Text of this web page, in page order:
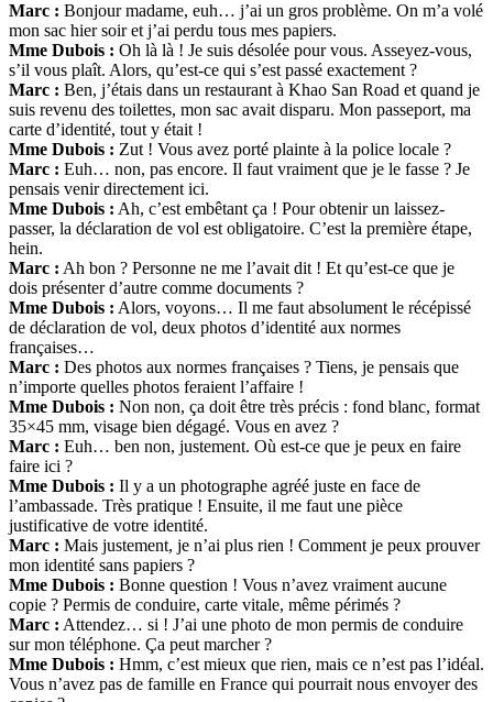
Marc : Bonjour madame, euh… j’ai un gros problème. On m’a volé
mon sac hier soir et j’ai perdu tous mes papiers.
Mme Dubois : Oh là là ! Je suis désolée pour vous. Asseyez-vous,
s’il vous plaît. Alors, qu’est-ce qui s’est passé exactement ?
Marc : Ben, j’étais dans un restaurant à Khao San Road et quand je
suis revenu des toilettes, mon sac avait disparu. Mon passeport, ma
carte d’identité, tout y était !
Mme Dubois : Zut ! Vous avez porté plainte à la police locale ?
Marc : Euh… non, pas encore. Il faut vraiment que je le fasse ? Je
pensais venir directement ici.
Mme Dubois : Ah, c’est embêtant ça ! Pour obtenir un laissez-
passer, la déclaration de vol est obligatoire. C’est la première étape,
hein.
Marc : Ah bon ? Personne ne me l’avait dit ! Et qu’est-ce que je
dois présenter d’autre comme documents ?
Mme Dubois : Alors, voyons… Il me faut absolument le récépissé
de déclaration de vol, deux photos d’identité aux normes
françaises…
Marc : Des photos aux normes françaises ? Tiens, je pensais que
n’importe quelles photos feraient l’affaire !
Mme Dubois : Non non, ça doit être très précis : fond blanc, format
35×45 mm, visage bien dégagé. Vous en avez ?
Marc : Euh… ben non, justement. Où est-ce que je peux en faire
faire ici ?
Mme Dubois : Il y a un photographe agréé juste en face de
l’ambassade. Très pratique ! Ensuite, il me faut une pièce
justificative de votre identité.
Marc : Mais justement, je n’ai plus rien ! Comment je peux prouver
mon identité sans papiers ?
Mme Dubois : Bonne question ! Vous n’avez vraiment aucune
copie ? Permis de conduire, carte vitale, même périmés ?
Marc : Attendez… si ! J’ai une photo de mon permis de conduire
sur mon téléphone. Ça peut marcher ?
Mme Dubois : Hmm, c’est mieux que rien, mais ce n’est pas l’idéal.
Vous n’avez pas de famille en France qui pourrait nous envoyer des